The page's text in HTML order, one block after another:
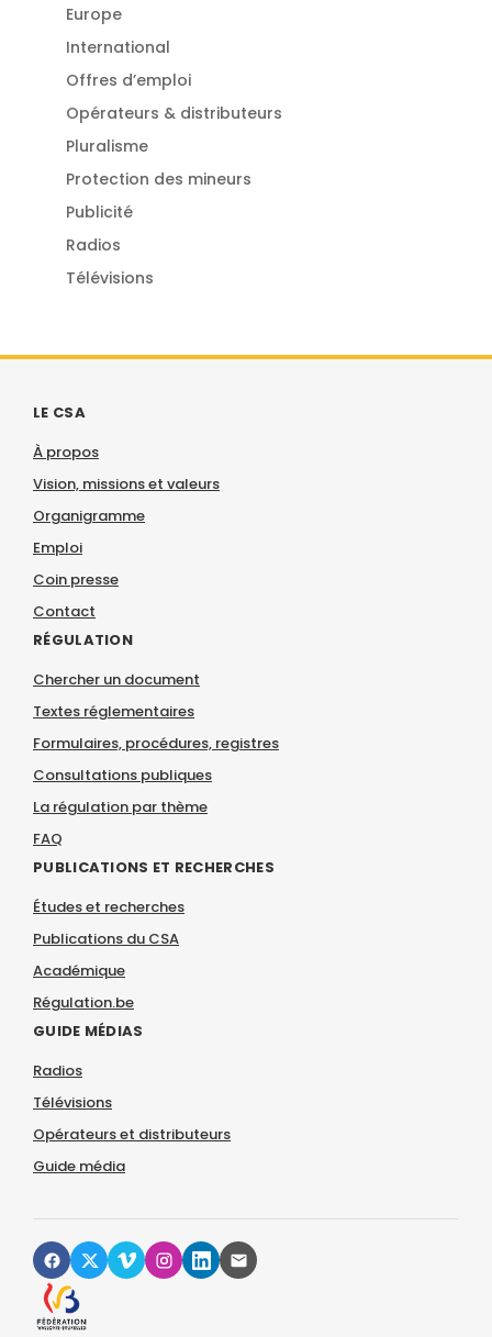
Europe
International
Offres d’emploi
Opérateurs & distributeurs
Pluralisme
Protection des mineurs
Publicité
Radios
Télévisions
LE CSA
À propos
Vision, missions et valeurs
Organigramme
Emploi
Coin presse
Contact
RÉGULATION
Chercher un document
Textes réglementaires
Formulaires, procédures, registres
Consultations publiques
La régulation par thème
FAQ
PUBLICATIONS ET RECHERCHES
Études et recherches
Publications du CSA
Académique
Régulation.be
GUIDE MÉDIAS
Radios
Télévisions
Opérateurs et distributeurs
Guide média